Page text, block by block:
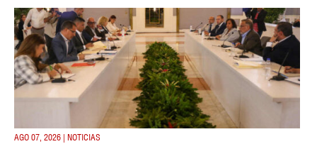
AGO 07, 2026 | NOTICIAS